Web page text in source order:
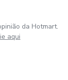
da Hotmart.
aqui